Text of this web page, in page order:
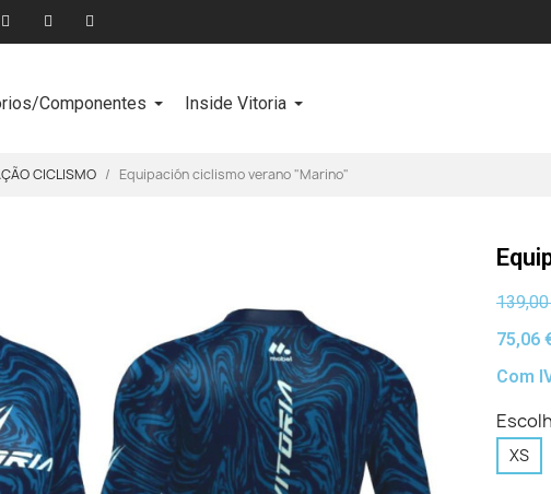
Componentes Inside Vitoria
CICLISMO Equipación ciclismo verano "Marino"
75,06
Com
XS